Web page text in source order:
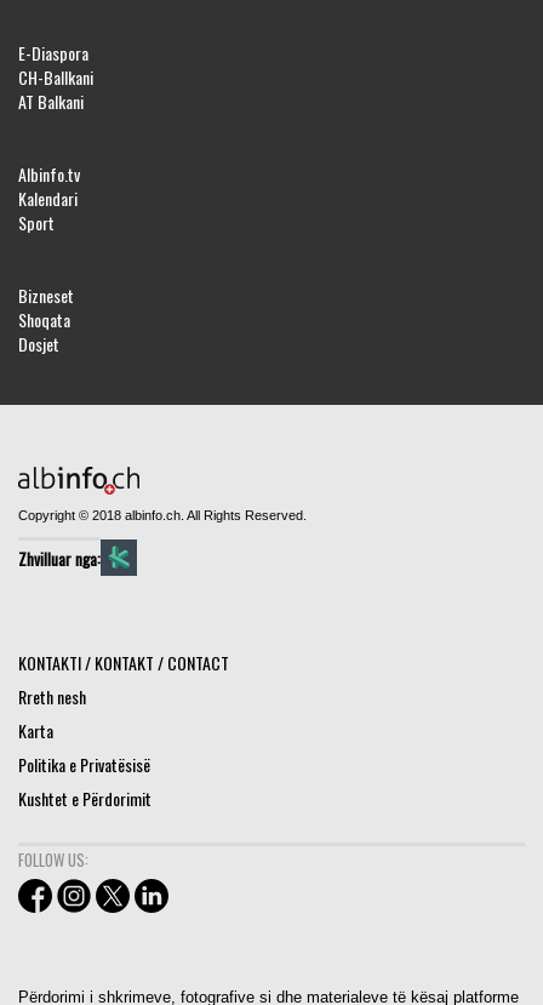
E-Diaspora
CH-Ballkani
AT Balkani
Albinfo.tv
Kalendari
Sport
Bizneset
Shoqata
Dosjet
Copyright © 2018 albinfo.ch. All Rights Reserved.
Zhvilluar nga:
KONTAKTI / KONTAKT / CONTACT
Rreth nesh
Karta
Politika e Privatësisë
Kushtet e Përdorimit
FOLLOW US:
Përdorimi i shkrimeve, fotografive si dhe materialeve të kësaj platforme